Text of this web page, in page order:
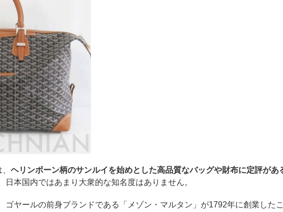
ヘリンボーン柄のサンルイを始めとした高品質なバッグや財布に定評があ
日本国内ではあまり大衆的な知名度はありません。
ゴヤールの前身ブランドである「メゾン・マルタン」が1792年に創業した